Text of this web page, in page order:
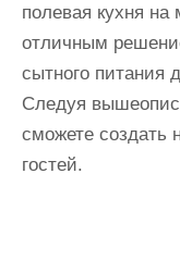
полевая кухня на
отличным
сытного питания
Следуя
сможете создать
гостей.